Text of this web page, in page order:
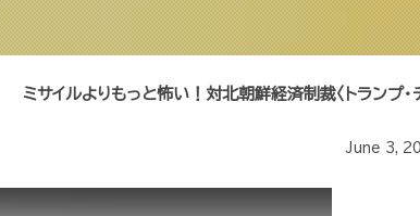
ミサイルよりもっと怖い！対北朝鮮経済制裁〈トランプ・
June 3,